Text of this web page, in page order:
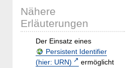
Nähere
Erläuterungen
Der Einsatz eines
Persistent Identifier
(hier: URN)
ermöglicht